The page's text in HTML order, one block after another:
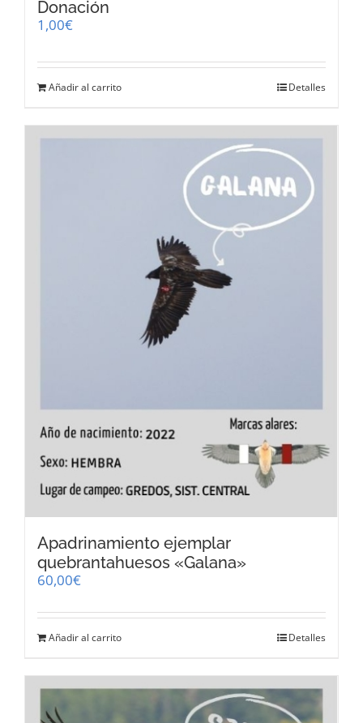
Donación
1,00€
Añadir al carrito Detalles
Apadrinamiento ejemplar
quebrantahuesos «Galana»
60,00€
Añadir al carrito Detalles